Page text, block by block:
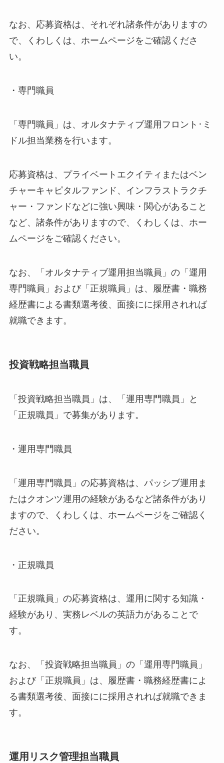
なお、応募資格は、それぞれ諸条件がありますの
で、くわしくは、ホームページをご確認くださ
い。
・専門職員
「専門職員」は、オルタナティブ運用フロント･ミ
ドル担当業務を行います。
応募資格は、プライベートエクイティまたはベン
チャーキャピタルファンド、インフラストラクチ
ャー・ファンドなどに強い興味・関心があること
など、諸条件がありますので、くわしくは、ホー
ムページをご確認ください。
なお、「オルタナティブ運用担当職員」の「運用
専門職員」および「正規職員」は、履歴書・職務
経歴書による書類選考後、面接にに採用されれば
就職できます。
投資戦略担当職員
「投資戦略担当職員」は、「運用専門職員」と
「正規職員」で募集があります。
・運用専門職員
「運用専門職員」の応募資格は、パッシブ運用ま
たはクオンツ運用の経験があるなど諸条件があり
ますので、くわしくは、ホームページをご確認く
ださい。
・正規職員
「正規職員」の応募資格は、運用に関する知識・
経験があり、実務レベルの英語力があることで
す。
なお、「投資戦略担当職員」の「運用専門職員」
および「正規職員」は、履歴書・職務経歴書によ
る書類選考後、面接にに採用されれば就職できま
す。
運用リスク管理担当職員